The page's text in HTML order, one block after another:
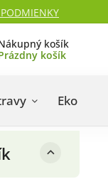
košík
košík
Eko